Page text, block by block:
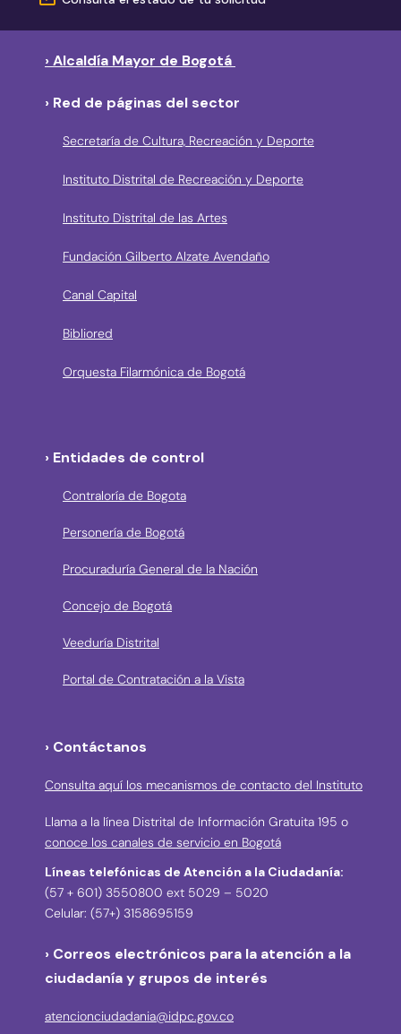
› Alcaldía Mayor de Bogotá
› Red de páginas del sector
Secretaría de Cultura, Recreación y Deporte
Instituto Distrital de Recreación y Deporte
Instituto Distrital de las Artes
Fundación Gilberto Alzate Avendaño
Canal Capital
Bibliored
Orquesta Filarmónica de Bogotá
› Entidades de control
Contraloría de Bogota
Personería de Bogotá
Procuraduría General de la Nación
Concejo de Bogotá
Veeduría Distrital
Portal de Contratación a la Vista
› Contáctanos
Consulta aquí los mecanismos de contacto del Instituto
Llama a la línea Distrital de Información Gratuita 195 o
conoce los canales de servicio en Bogotá
Líneas telefónicas de Atención a la Ciudadanía:
(57 + 601) 3550800 ext 5029 – 5020
Celular: (57+) 3158695159
› Correos electrónicos para la atención a la
ciudadanía y grupos de interés
atencionciudadania@idpc.gov.co